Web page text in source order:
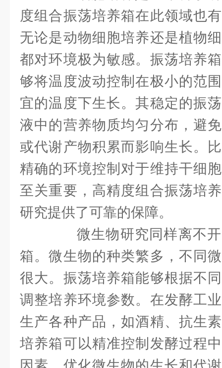
度组合振荡培养箱在此领域也
无论是动物细胞培养还是植物
都对环境极为敏感。振荡培养
够将温度波动控制在极小的范
宜的温度下生长。其稳定的振
液中的营养物质均匀分布，避
或代谢产物积累而影响生长。
精确的环境控制对于维持干细
至关重要，高精度组合振荡培
研究提供了可靠的保障。
微生物研究同样离不开
箱。微生物的种类繁多，不同
很大。振荡培养箱能够根据不
调整培养环境参数。在发酵工
生产各种产品，如酒精、抗生
培养箱可以精准控制发酵过程